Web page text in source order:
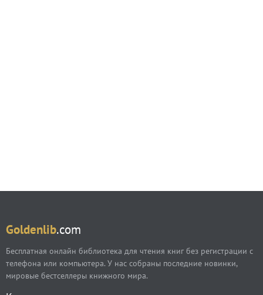
Goldenlib.com
Бесплатная онлайн библиотека для чтения книг без регистрации с
телефона или компьютера. У нас собраны последние новинки,
мировые бестселлеры книжного мира.